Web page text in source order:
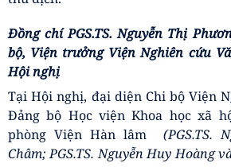
Đồng chí PGS.TS. Nguyễn Thị
bộ, Viện trưởng Viện Nghiên cứu
Hội nghị
Tại Hội nghị, đại diện Chi bộ Viện
Đảng bộ Học viện Khoa học xã
phòng Viện Hàn lâm
(PGS.TS.
Châm; PGS.TS. Nguyễn Huy Hoàng